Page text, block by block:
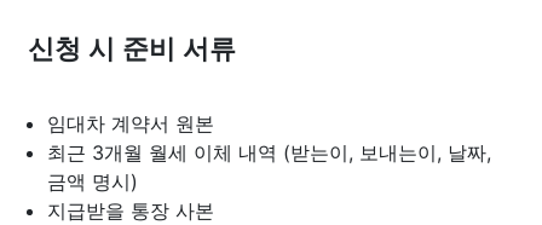
신청 시 준비 서류
임대차 계약서 원본
최근 3개월 월세 이체 내역 (받는이, 보내는이, 날짜,
금액 명시)
지급받을 통장 사본